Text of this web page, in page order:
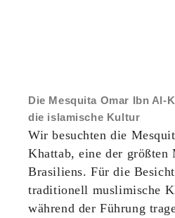
Die Mesquita Omar Ibn Al-
die islamische Kultur
Wir besuchten die
Khattab, eine der größten
Brasiliens. Für die
traditionell muslimische
während der Führung